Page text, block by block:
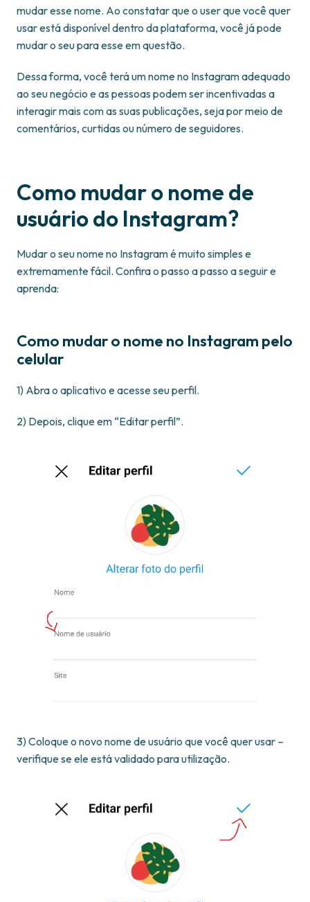
mudar esse nome. Ao constatar que o user que você quer
usar está disponível dentro da plataforma, você já pode
mudar o seu para esse em questão.
Dessa forma, você terá um nome no Instagram adequado
ao seu negócio e as pessoas podem ser incentivadas a
interagir mais com as suas publicações, seja por meio de
comentários, curtidas ou número de seguidores.
Como mudar o nome de
usuário do Instagram?
Mudar o seu nome no Instagram é muito simples e
extremamente fácil. Confira o passo a passo a seguir e
aprenda:
Como mudar o nome no Instagram pelo
celular
1) Abra o aplicativo e acesse seu perfil.
2) Depois, clique em “Editar perfil”.
3) Coloque o novo nome de usuário que você quer usar –
verifique se ele está validado para utilização.